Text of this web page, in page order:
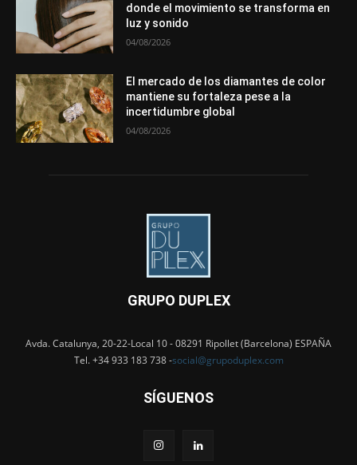
donde el movimiento se transforma en
luz y sonido
04/08/2026
El mercado de los diamantes de color
mantiene su fortaleza pese a la
incertidumbre global
04/08/2026
GRUPO DUPLEX
Avda. Catalunya, 20-22-Local 10 - 08291 Ripollet (Barcelona) ESPAÑA
Tel. +34 933 183 738 -social@grupoduplex.com
SÍGUENOS